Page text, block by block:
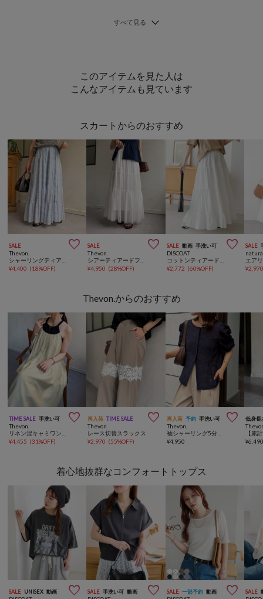
このアイテムを見た人は
こんなアイテムも見ています
スカートからのおすすめ
SALE 
Thevon.
¥4,400 (18%OFF)
SALE 
Thevon.
¥4,950 (28%OFF)
SALE 動画 手洗い可 
DISCOAT
¥2,772 (60%OFF)
SALE
¥
Thevon.からのおすすめ
TIME SALE 手洗い可 
Thevon.
¥4,455 (31%OFF)
再入荷 TIME SALE 
Thevon.
レース切替スラックス
¥2,970 (55%OFF)
再入荷 予約 手洗い可 
Thevon.
袖シャーリング5分袖シアーブラウス
¥4,950
低身長
¥
着心地抜群なコンフォートトップス
SALE UNISEX 動画  SALE 手洗い可 動画  SALE 一部予約 動画  SALE